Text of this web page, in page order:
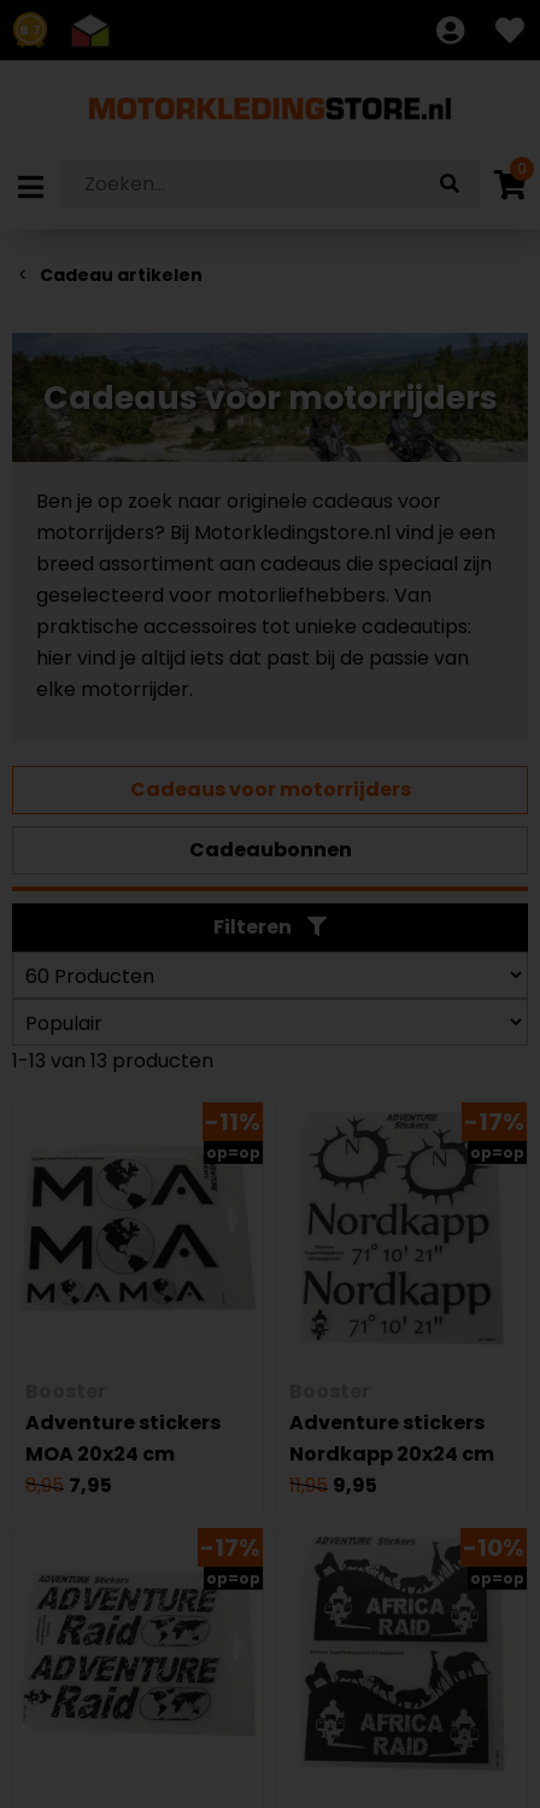
8.7
0
Cadeau artikelen
Cadeaus voor motorrijders
Ben je op zoek naar originele cadeaus voor
motorrijders? Bij Motorkledingstore.nl vind je een
breed assortiment aan cadeaus die speciaal zijn
geselecteerd voor motorliefhebbers. Van
praktische accessoires tot unieke cadeautips:
hier vind je altijd iets dat past bij de passie van
elke motorrijder.
Cadeaus voor motorrijders
Cadeaubonnen
Filteren
1-13 van 13 producten
-11%
op=op
Adventure stickers
MOA 20x24 cm
8,95 7,95
-17%
op=op
Adventure stickers
Nordkapp 20x24 cm
11,95 9,95
-17%
op=op
-10%
op=op